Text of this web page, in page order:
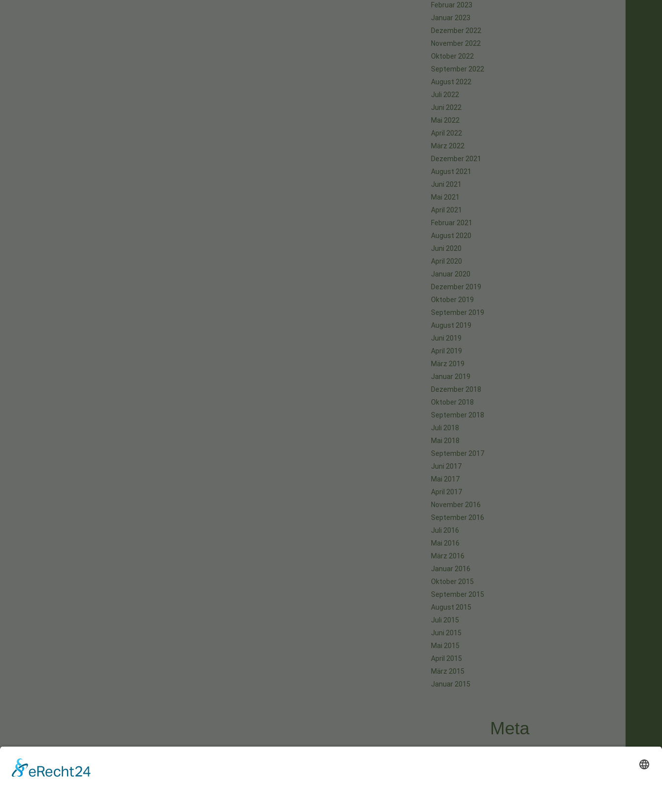
Februar 2023
Januar 2023
Dezember 2022
November 2022
Oktober 2022
September 2022
August 2022
Juli 2022
Juni 2022
Mai 2022
April 2022
März 2022
Dezember 2021
August 2021
Juni 2021
Mai 2021
April 2021
Februar 2021
August 2020
Juni 2020
April 2020
Januar 2020
Dezember 2019
Oktober 2019
September 2019
August 2019
Juni 2019
April 2019
März 2019
Januar 2019
Dezember 2018
Oktober 2018
September 2018
Juli 2018
Mai 2018
September 2017
Juni 2017
Mai 2017
April 2017
November 2016
September 2016
Juli 2016
Mai 2016
März 2016
Januar 2016
Oktober 2015
September 2015
August 2015
Juli 2015
Juni 2015
Mai 2015
April 2015
März 2015
Januar 2015
Meta